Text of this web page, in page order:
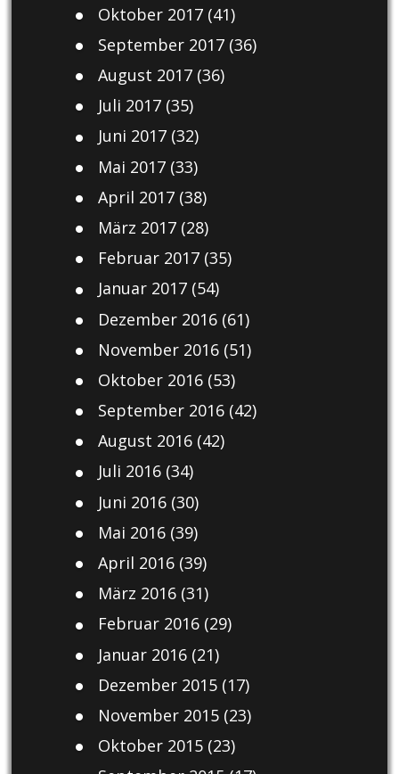
Oktober 2017(41)
September 2017(36)
August 2017(36)
Juli 2017(35)
Juni 2017(32)
Mai 2017(33)
April 2017(38)
März 2017(28)
Februar 2017(35)
Januar 2017(54)
Dezember 2016(61)
November 2016(51)
Oktober 2016(53)
September 2016(42)
August 2016(42)
Juli 2016(34)
Juni 2016(30)
Mai 2016(39)
April 2016(39)
März 2016(31)
Februar 2016(29)
Januar 2016(21)
Dezember 2015(17)
November 2015(23)
Oktober 2015(23)